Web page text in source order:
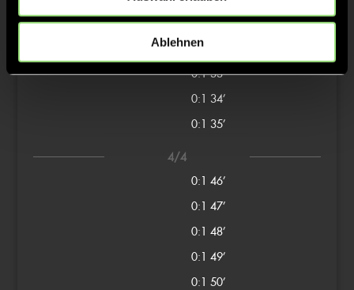
Ablehnen
0:1 31’
0:1
0:1 33’
0:1 34’
0:1 35’
4/4
0:1 46’
0:1 47’
0:1 48’
0:1 49’
0:1 50’